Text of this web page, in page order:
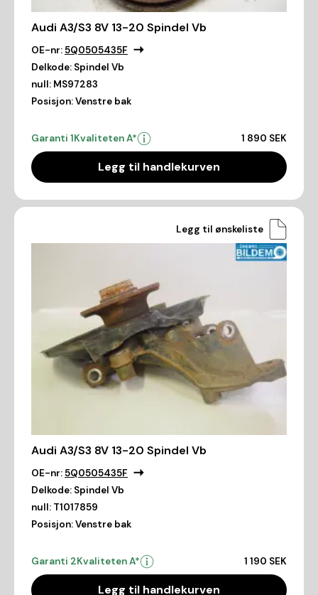
Audi A3/S3 8V 13-20 Spindel Vb
OE-nr:5Q0505435F
Delkode: Spindel Vb
null: MS97283
Posisjon:Venstre bak
Garanti 1Kvaliteten A* 1 890 SEK
Legg til handlekurven
Legg til ønskeliste
Audi A3/S3 8V 13-20 Spindel Vb
OE-nr:5Q0505435F
Delkode: Spindel Vb
null: T1017859
Posisjon:Venstre bak
Garanti 2Kvaliteten A* 1 190 SEK
Legg til handlekurven